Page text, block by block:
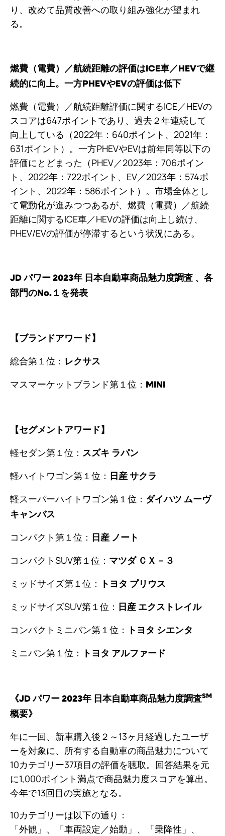
り、改めて品質改善への取り組み強化が望まれ
る。
燃費（電費）／航続距離の評価はICE車／HEVで継
続的に向上。一方PHEVやEVの評価は低下
燃費（電費）／航続距離評価に関するICE／HEVの
スコアは647ポイントであり、過去２年連続して
向上している（2022年：640ポイント、2021年：
631ポイント）。一方PHEVやEVは前年同等以下の
評価にとどまった（PHEV／2023年：706ポイン
ト、2022年：722ポイント、EV／2023年：574ポ
イント、2022年：586ポイント）。市場全体とし
て電動化が進みつつあるが、燃費（電費）／航続
距離に関するICE車／HEVの評価は向上し続け、
PHEV/EVの評価が停滞するという状況にある。
JD パワー 2023年 日本自動車商品魅力度調査 、各
部門のNo.１を発表
【ブランドアワード】
総合第１位： レクサス
マスマーケットブランド第１位： MINI
【セグメントアワード】
軽セダン第１位： スズキ ラパン
軽ハイトワゴン第１位： 日産 サクラ
軽スーパーハイトワゴン第１位： ダイハツ ムーヴ
キャンバス
コンパクト第１位： 日産 ノート
コンパクトSUV第１位： マツダ ＣＸ－３
ミッドサイズ第１位： トヨタ プリウス
ミッドサイズSUV第１位： 日産 エクストレイル
コンパクトミニバン第１位： トヨタ シエンタ
ミニバン第１位： トヨタ アルファード
《JD パワー 2023年 日本自動車商品魅力度調査SM
概要》
年に一回、新車購入後２～13ヶ月経過したユーザ
ーを対象に、所有する自動車の商品魅力について
10カテゴリー37項目の評価を聴取。回答結果を元
に1,000ポイント満点で商品魅力度スコアを算出。
今年で13回目の実施となる。
10カテゴリーは以下の通り：
「外観」、「車両設定／始動」、「乗降性」、